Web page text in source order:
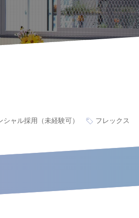
シャル採用（未経験可）
フレックス